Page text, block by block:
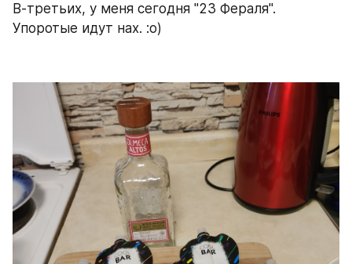
В-третьих, у меня сегодня "23 Фераля".
Упоротые идут нах. :о)